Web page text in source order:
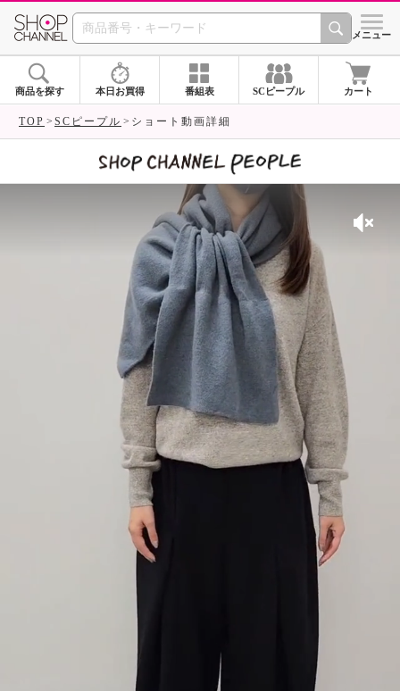
SHOP CHANNEL シメニュー
商品を探す 本日お買得 番組表 SCピープル カート
TOP SCピープル ショート動画詳細